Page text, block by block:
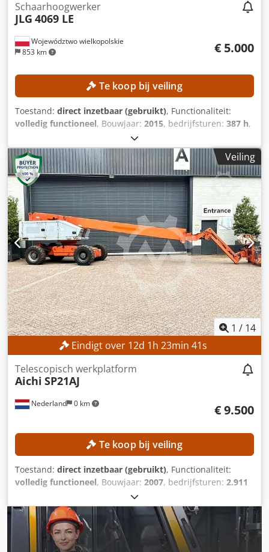
Województwo wielkopolskie
853 km
Schaarhoogwerker
JLG 4069 LE
€ 5.000
Te koop bij veiling
Toestand: direct inzetbaar (gebruikt), Functionaliteit:
volledig functioneel, Bouwjaar: 2015, bedrijfsturen: 387 h,
0200245029
14.000 mm, TECHNISCHE SPECIFICATIES Werkhoogte: 14 m
Aandrijving: 4 × 4 MACHINEGEGEVENS Platformbelasting:
max. 360 kg Aantal personen: max. 2 Toelaatbaar
laadgewicht: max. 200 kg Handkracht: max. 400 N
Windsnelheid: max. 12,5 m/s Gebruiksuren: 387 uur
Crsdpfjzrgxzjx Aiief UITRUSTING Lader Externe referentie:
SL15850SP
Veiling
1 / 14
Eindigt over 12d 1h 23min 39s
Nederland 0 km
Telescopisch werkplatform
Aichi SP21AJ
€ 9.500
Te koop bij veiling
Toestand: direct inzetbaar (gebruikt), Functionaliteit:
volledig functioneel, Bouwjaar: 2007, bedrijfsturen: 2.911
, machine-/voertuignummer:
250 kg, transportlengte:11.570 mm, transportbreedte:
2.430 mm, transporthoogte: 2.640 mm, werkhoogte:
23.000 mm, TECHNISCHE GEGEVENS Werkhoogte: 23.000
mm Platformhoogte: 21.000 mm Draagvermogen platform: